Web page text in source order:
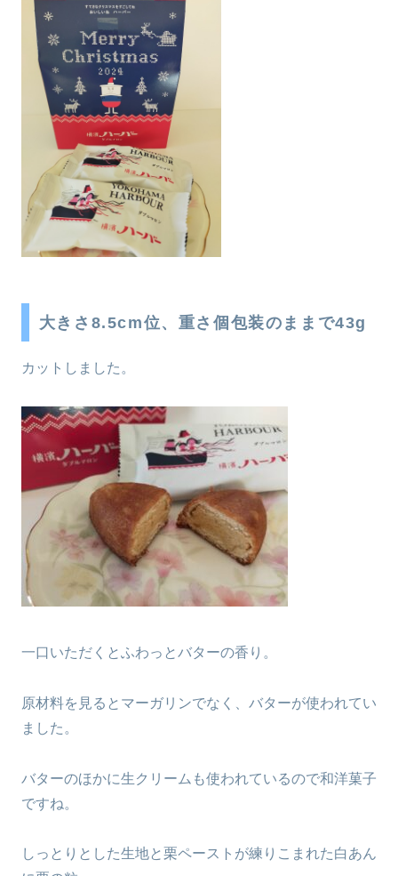
大きさ8.5cm位、重さ個包装のままで43g
カットしました。
一口いただくとふわっとバターの香り。
原材料を見るとマーガリンでなく、バターが使われてい
ました。
バターのほかに生クリームも使われているので和洋菓子
ですね。
しっとりとした生地と栗ペーストが練りこまれた白あん